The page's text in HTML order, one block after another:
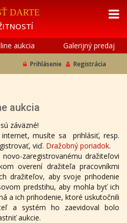
DARTE
aukcia Galerijný predaj
Prihlásenie Registrácia
aukcia
záväzné!
musíte sa prihlásiť, resp.
viď. Dražobný poriadok.
zaregistrovanému dražiteľovi
overení dražiteľa pracovníkmi
dražiteľov, aby svoje prihodenie
predstihu, aby mohla byť ich
a ich prihodenie, ktoré uskutočnili
a systém ho zaevidoval bolo
aukcie.